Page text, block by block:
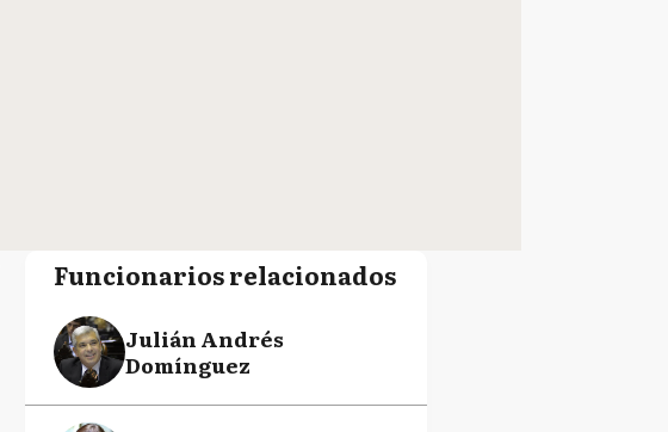
Funcionarios relacionados
Julián Andrés
Domínguez